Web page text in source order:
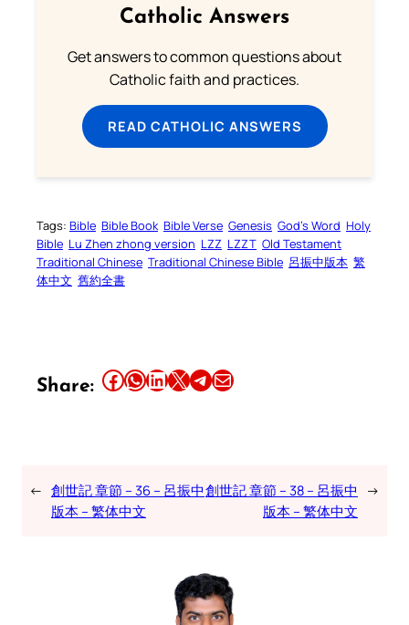
Catholic Answers
Get answers to common questions about
Catholic faith and practices.
READ CATHOLIC ANSWERS
Tags: Bible Bible Book Bible Verse Genesis God’s Word Holy
Bible Lu Zhen zhong version LZZ LZZT Old Testament
Traditional Chinese Traditional Chinese Bible 呂振中版本 繁
体中文 舊約全書
Share: Share this article on Facebook Share this article on WhatsApp Share this article on LinkedIn Share this article on X Share this article on TelegramEmail this Article
← 創世記 章節 – 36 – 呂振中
版本 – 繁体中文
創世記 章節 – 38 – 呂振中
版本 – 繁体中文
→